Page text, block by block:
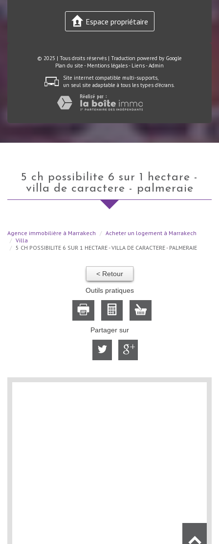
Espace propriétaire
© 2025 | Tous droits réservés | Traduction powered by Google
Plan du site - Mentions légales- Liens-Admin
Site internet compatible multi-supports,
un seul site adaptable à tous les types d'écrans.
5 ch possibilite 6 sur 1 hectare -
villa de caractere - palmeraie
Agence immobilière à Marrakech
Acheter un logement à Marrakech
Villa
5 CH POSSIBILITE 6 SUR 1 HECTARE - VILLA DE CARACTERE - PALMERAIE
< Retour
Outils pratiques
Partager sur